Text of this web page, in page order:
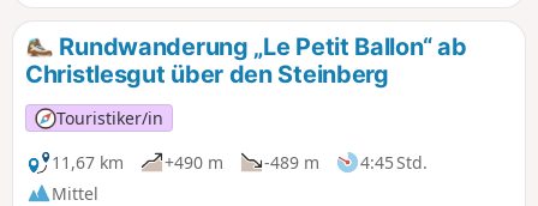
Schnepfenried. Zahlreiche Ruinen aus dem Ersten
Weltkrieg säumen beide Hänge dieses Bergrückens, der die
Demarkationslinie zwischen den französischen und
deutschen Truppen bildete. Achttausendfünfhundert
Männer starben an diesen Hängen.
Rundwanderung „Le Petit Ballon“ ab
Christlesgut über den Steinberg
Touristiker/in
11,67 km
+490 m -489 m
4:45 Std.
Mittel